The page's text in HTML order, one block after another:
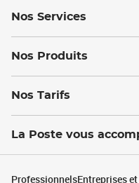
Nos Services
Nos Produits
Nos Tarifs
La Poste vous
ProfessionnelsEntreprises